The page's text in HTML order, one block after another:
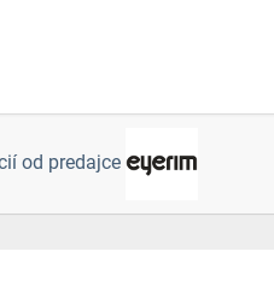
od predajce